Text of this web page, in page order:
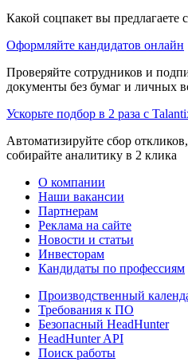
Какой соцпакет вы предлагаете
Оформляйте кандидатов онлайн
Проверяйте сотрудников и
документы без бумаг и личных
Ускорьте подбор в 2 раза с
Автоматизируйте сбор
собирайте аналитику в 2 клика
О компании
Наши вакансии
Партнерам
Реклама на сайте
Новости и статьи
Инвесторам
Кандидаты по профессиям
Производственный
Требования к ПО
Безопасный HeadHunter
HeadHunter API
Поиск работы